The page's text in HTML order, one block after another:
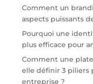
Comment un
aspects puissants
Pourquoi une
plus efficace pour
Comment une
elle définir 3 piliers
entreprise ?